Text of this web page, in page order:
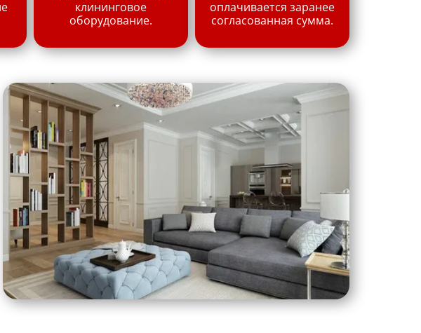
клининговое
оборудование.
оплачивается заранее
согласованная сумма.